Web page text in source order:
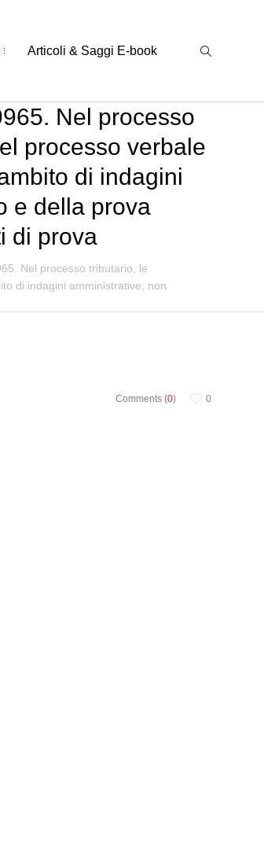
Articoli & Saggi E-book
Nel processo
processo verbale
di indagini
e della prova
di prova
Nel processo tributario, le
di indagini amministrative, non
Comments (0) 0